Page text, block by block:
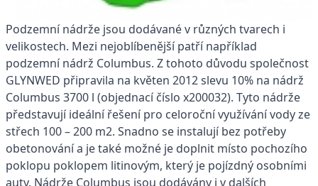
Podzemní nádrže jsou dodávané v různých tvarech i
velikostech. Mezi nejoblíbenější patří například
podzemní nádrž Columbus. Z tohoto důvodu společnost
GLYNWED připravila na květen 2012 slevu 10% na nádrž
Columbus 3700 l (objednací číslo x200032). Tyto nádrže
představují ideální řešení pro celoroční využívání vody ze
střech 100 – 200 m2. Snadno se instalují bez potřeby
obetonování a je také možné je doplnit místo pochozího
poklopu poklopem litinovým, který je pojízdný osobními
auty. Nádrže Columbus jsou dodávány i v dalších